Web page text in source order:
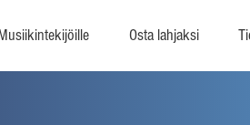
Osta lahjaksi